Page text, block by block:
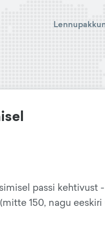
passi kehtivust
150, nagu eeskiri